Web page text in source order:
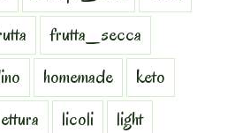
frutta_secca
homemade
keto
licoli
light